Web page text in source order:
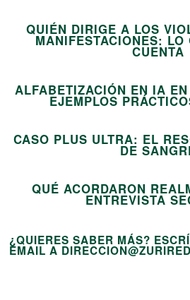
QUIÉN DIRIGE A LOS
MANIFESTACIONES:
CUENTA
ALFABETIZACIÓN EN IA
EJEMPLOS
CASO PLUS ULTRA: EL
DE
QUÉ ACORDARON
ENTREVISTA
¿QUIERES SABER MÁS?
EMAIL A